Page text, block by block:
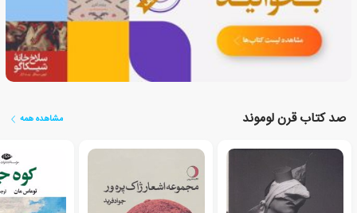
صد کتاب قرن لوموند مشاهده همه